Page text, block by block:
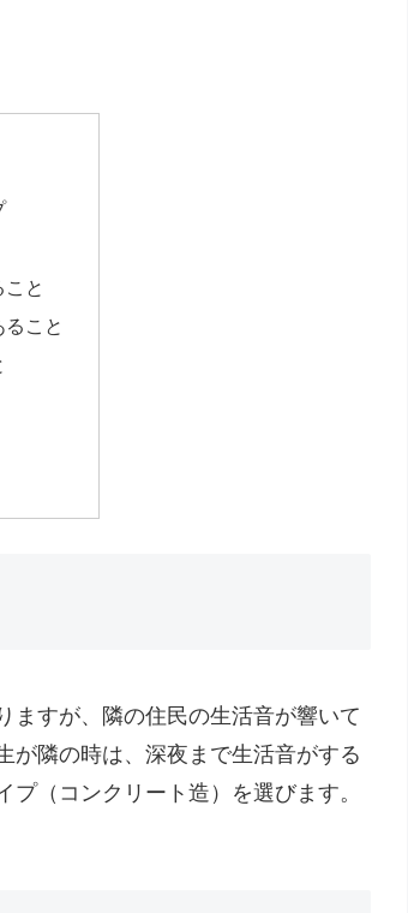
と
こと
ますが、隣の住民の生活音が響いて
隣の時は、 深夜まで生活音がする
プ（コンクリート造）を選びます。